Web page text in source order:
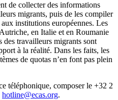
de collecter des informations
migrants, puis de les compiler
institutions européennes. Les
en Italie et en Roumanie
des travailleurs migrants sont
à la réalité. Dans les faits, les
de quotas n’en font pas plein
téléphonique, composer le +32 2
hotline@ecas.org.